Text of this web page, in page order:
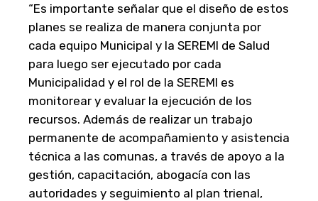
“Es importante señalar que el diseño de estos
planes se realiza de manera conjunta por
cada equipo Municipal y la SEREMI de Salud
para luego ser ejecutado por cada
Municipalidad y el rol de la SEREMI es
monitorear y evaluar la ejecución de los
recursos. Además de realizar un trabajo
permanente de acompañamiento y asistencia
técnica a las comunas, a través de apoyo a la
gestión, capacitación, abogacía con las
autoridades y seguimiento al plan trienal,